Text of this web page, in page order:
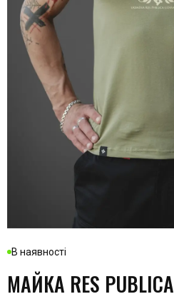
В наявності
МАЙКА RES PUBLICA